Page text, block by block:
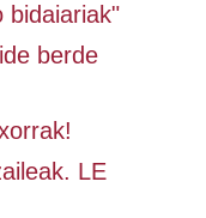
bidaiariak"
berde
LE